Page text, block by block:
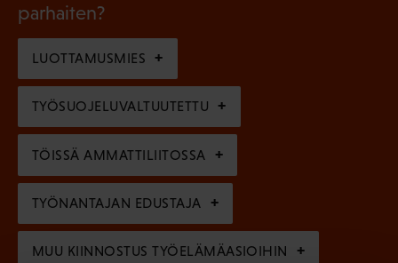
e
)
i
n
e
n
)
l
i
n
e
n
)
parhaiten?
LUOTTAMUSMIES
TYÖSUOJELUVALTUUTETTU
TÖISSÄ AMMATTILIITOSSA
TYÖNANTAJAN EDUSTAJA
MUU KIINNOSTUS TYÖELÄMÄASIOIHIN